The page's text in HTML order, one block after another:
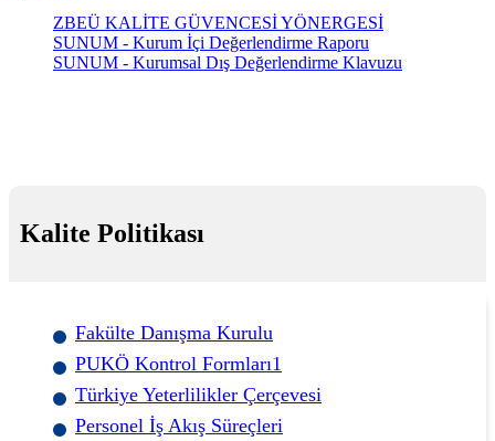
ZBEÜ KALİTE GÜVENCESİ YÖNERGESİ
SUNUM - Kurum İçi Değerlendirme Raporu
SUNUM - Kurumsal Dış Değerlendirme Klavuzu
Kalite Politikası
Fakülte Danışma Kurulu
PUKÖ Kontrol Formları1
Türkiye Yeterlilikler Çerçevesi
Personel İş Akış Süreçleri